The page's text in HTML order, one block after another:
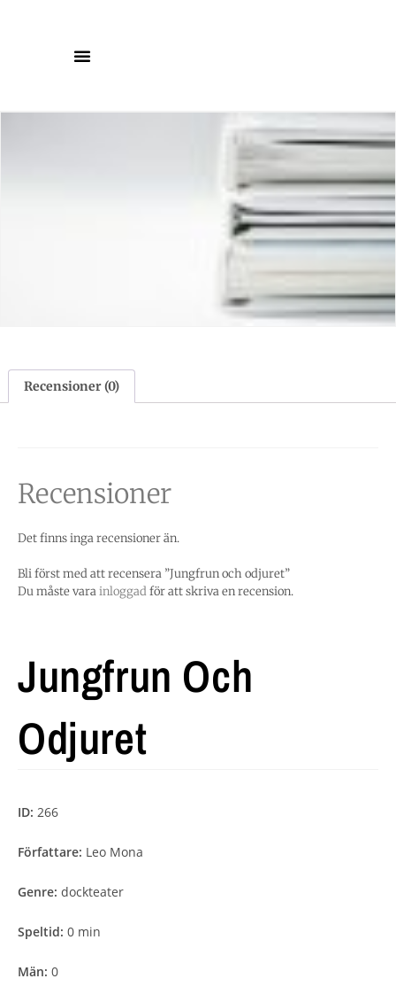
Recensioner (0)
Recensioner
Det finns inga recensioner än.
Bli först med att recensera ”Jungfrun och odjuret”
Du måste varainloggadför att skriva en recension.
Jungfrun Och
Odjuret
ID: 266
Författare: Leo Mona
Genre: dockteater
Speltid: 0 min
Män: 0